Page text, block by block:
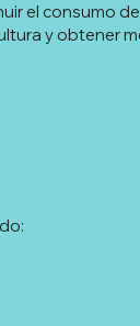
el consumo
y obtener